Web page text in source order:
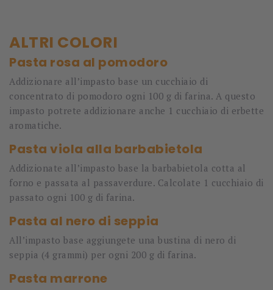
ALTRI COLORI
Pasta rosa al pomodoro
Addizionare all’impasto base un cucchiaio di
concentrato di pomodoro ogni 100 g di farina. A questo
impasto potrete addizionare anche 1 cucchiaio di erbette
aromatiche.
Pasta viola alla barbabietola
Addizionate all’impasto base la barbabietola cotta al
forno e passata al passaverdure. Calcolate 1 cucchiaio di
passato ogni 100 g di farina.
Pasta al nero di seppia
All’impasto base aggiungete una bustina di nero di
seppia (4 grammi) per ogni 200 g di farina.
Pasta marrone